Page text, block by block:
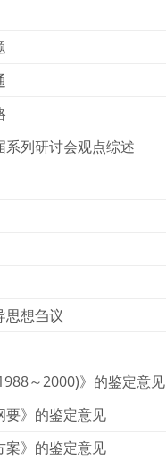
系列研讨会观点综述
思想刍议
～2000)》的鉴定意见
要》的鉴定意见
案》的鉴定意见